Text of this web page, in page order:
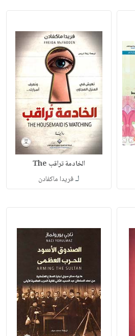
الخادمة تراقب The
لـفريدا ماكفادن